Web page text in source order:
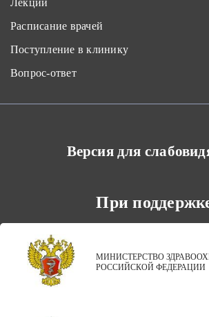
Лекции
Расписание врачей
Поступление в клинику
Вопрос-ответ
Версия для
При
МИНИСТЕРСТВО
РОССИЙСКОЙ ФЕДЕРАЦИИ